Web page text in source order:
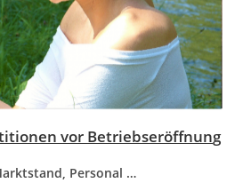
vor Betriebseröffnung
Personal …